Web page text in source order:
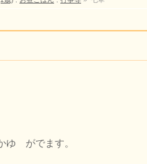
がでます。